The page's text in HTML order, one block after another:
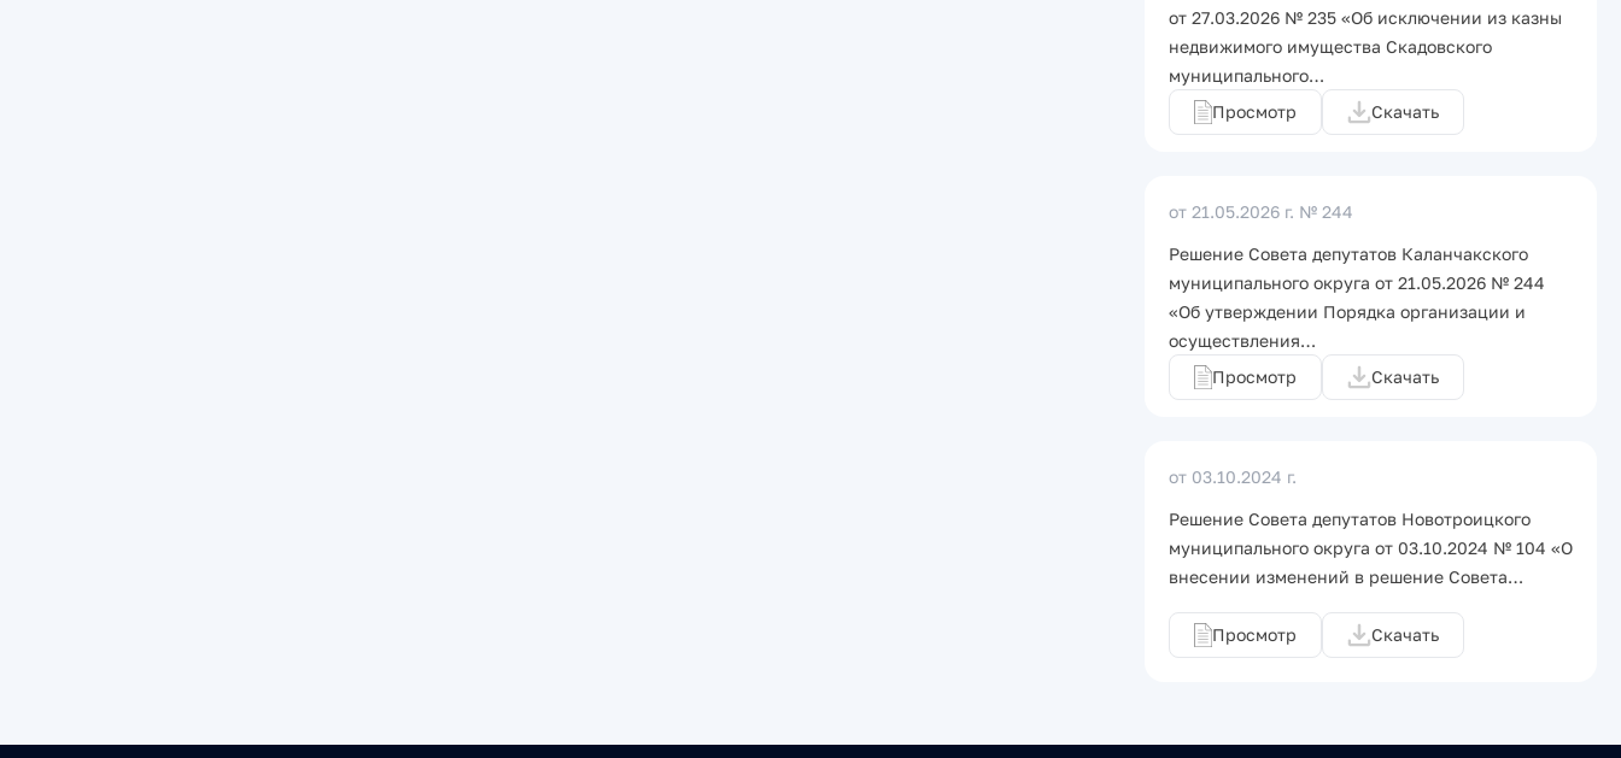
от 27.03.2026 № 235 «Об исключении из казны
недвижимого имущества Скадовского
муниципального…
Просмотр
Скачать
от 21.05.2026 г. № 244
Решение Совета депутатов Каланчакского
муниципального округа от 21.05.2026 № 244
«Об утверждении Порядка организации и
осуществления…
Просмотр
Скачать
от 03.10.2024 г.
Решение Совета депутатов Новотроицкого
муниципального округа от 03.10.2024 № 104 «О
внесении изменений в решение Совета…
Просмотр Скачать